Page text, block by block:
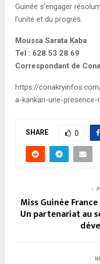
Guinée s’engager
l’unité et du progrès.
Moussa Sarata Kaba
Tel : 628 53 28 69
Correspondant de
https://
a-kankan-une-
SHARE 0
Miss Guinée
Un partenariat au